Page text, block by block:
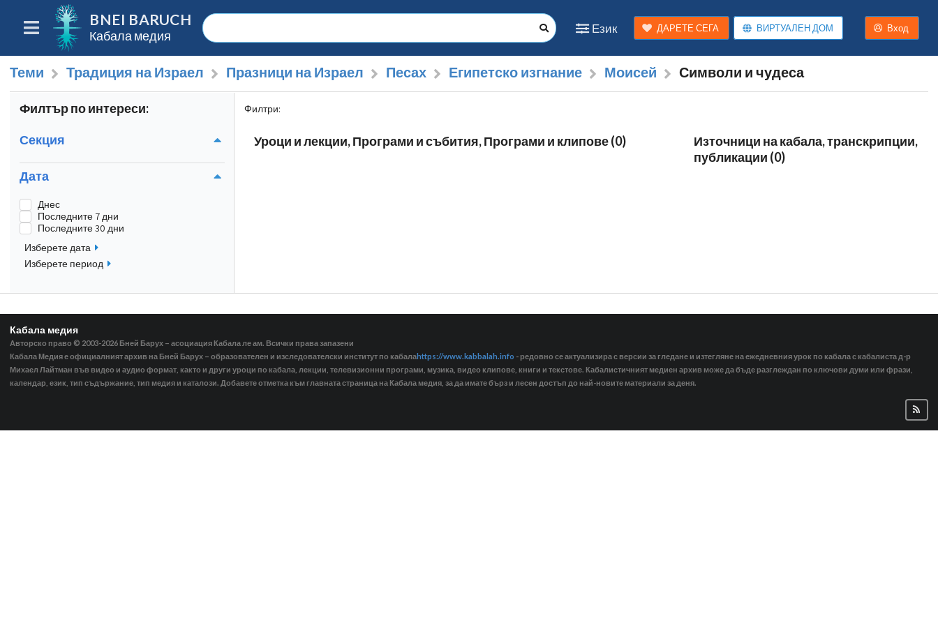
BNEI BARUCH
Кабала медия
Език ДАРЕТЕ СЕГА ВИРТУАЛЕН ДОМ Вход
Теми Традиция на Израел Празници на Израел Песах Египетско изгнание Моисей Символи и чудеса
Филтър по интереси:
Секция
Дата
Днес
Последните 7 дни
Последните 30 дни
Изберете дата
Изберете период
Филтри:
Уроци и лекции, Програми и събития, Програми и клипове (0)
Източници на кабала, транскрипции,
публикации (0)
Кабала медия
Авторско право © 2003-2026 Бней Барух – асоциация Кабала ле ам. Всички права запазени
Кабала Медия е официалният архив на Бней Барух – образователен и изследователски институт по кабалаhttps://www.kabbalah.info - редовно се актуализира с версии за гледане и изтегляне на ежедневния урок по кабала с кабалиста д-р
Михаел Лайтман във видео и аудио формат, както и други уроци по кабала, лекции, телевизионни програми, музика, видео клипове, книги и текстове. Кабалистичният медиен архив може да бъде разглеждан по ключови думи или фрази,
календар, език, тип съдържание, тип медия и каталози. Добавете отметка към главната страница на Кабала медия, за да имате бърз и лесен достъп до най-новите материали за деня.